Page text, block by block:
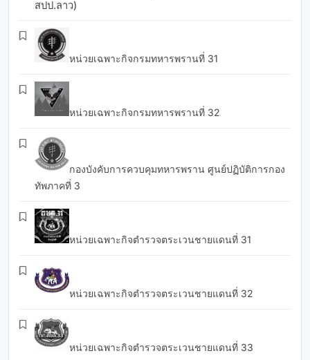
สปป.ลาว)
หน่วยเฉพาะกิจกรมทหารพรานที่ 31
หน่วยเฉพาะกิจกรมทหารพรานที่ 32
กองบังคับการควบคุมทหารพราน ศูนย์ปฏิบัติการกอง
ทัพภาคที่ 3
หน่วยเฉพาะกิจตำรวจตระเวนชายแดนที่ 31
หน่วยเฉพาะกิจตำรวจตระเวนชายแดนที่ 32
หน่วยเฉพาะกิจตำรวจตระเวนชายแดนที่ 33